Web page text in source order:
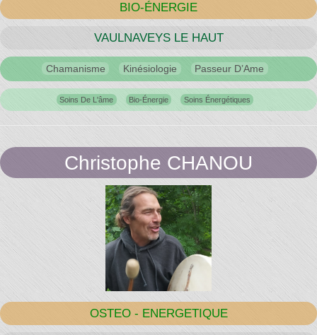
BIO-ÉNERGIE
VAULNAVEYS LE HAUT
Chamanisme Kinésiologie Passeur D’Ame
Soins De L'âme Bio-Énergie Soins Énergétiques
Christophe CHANOU
OSTEO - ENERGETIQUE